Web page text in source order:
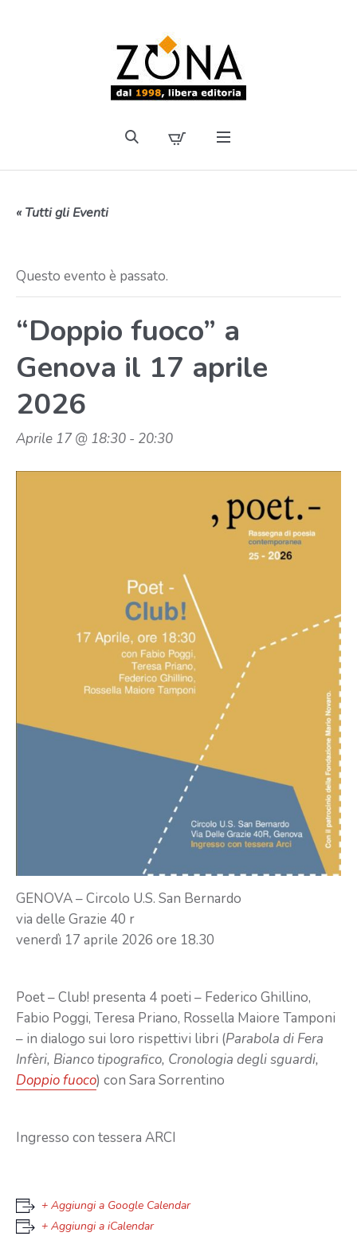
« Tutti gli Eventi
Questo evento è passato.
“Doppio fuoco” a
Genova il 17 aprile
2026
Aprile 17 @ 18:30 - 20:30
GENOVA – Circolo U.S. San Bernardo
via delle Grazie 40 r
venerdì 17 aprile 2026 ore 18.30
Poet – Club! presenta 4 poeti – Federico Ghillino,
Fabio Poggi, Teresa Priano, Rossella Maiore Tamponi
– in dialogo sui loro rispettivi libri (Parabola di Fera
Infèri, Bianco tipografico, Cronologia degli sguardi,
Doppio fuoco) con Sara Sorrentino
Ingresso con tessera ARCI
+ Aggiungi a Google Calendar
+ Aggiungi a iCalendar